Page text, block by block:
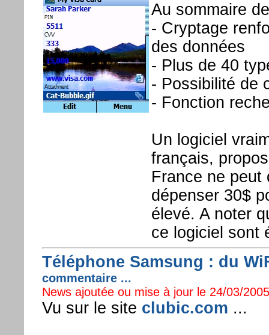
Au sommaire
- Cryptage
des données
- Plus de 40
- Possibilité de
- Fonction
Un logiciel
français,
France ne peut
dépenser 30$
élevé. A noter
ce logiciel sont
Téléphone Samsung : du
commentaire ...
News ajoutée ou mise à jour le 24/03/
Vu sur le site clubic.com ...